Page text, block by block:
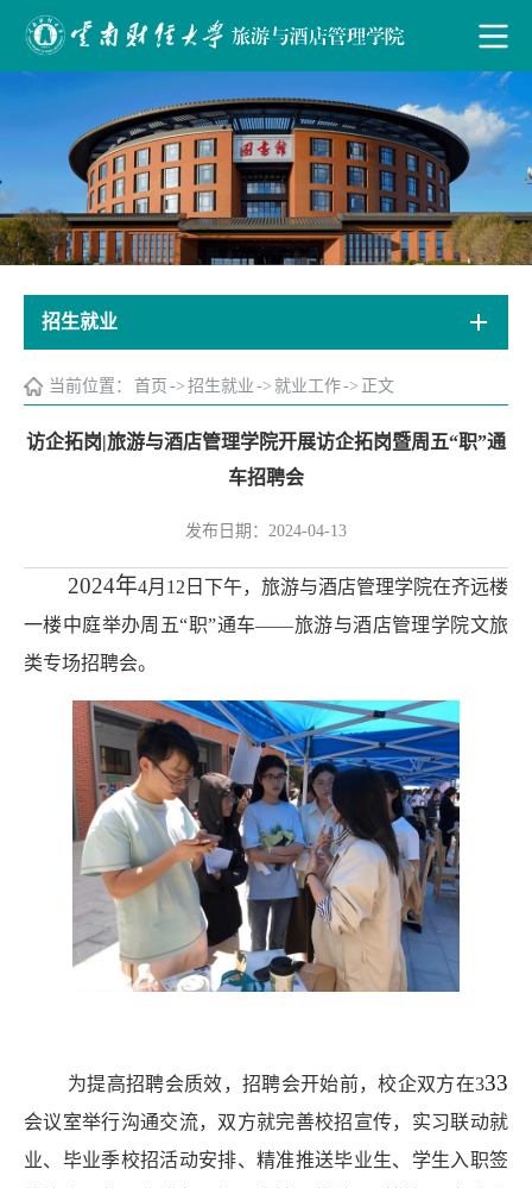
招生就业
当前位置： 首页 -> 招生就业 -> 就业工作-> 正文
访企拓岗|旅游与酒店管理学院开展访企拓岗暨周五“职”通
车招聘会
发布日期：2024-04-13
2024年4月 12 日 下午， 旅游与酒店管理学院在齐远楼
一楼中庭举办周五“职”通车——旅游与酒店管理学院文旅
类专场招聘会。
为提高招聘会质效，招聘会开始前，校企双方在333
会议室举行沟通交流，双方就完善校招宣传，实习联动就
业、毕业季校招活动安排、精准推送毕业生、学生入职签